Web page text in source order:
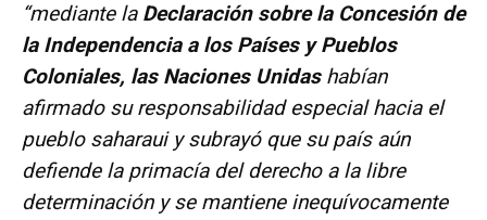
“mediante la Declaración sobre la Concesión de
la Independencia a los Países y Pueblos
Coloniales, las Naciones Unidashabían
afirmado su responsabilidad especial hacia el
pueblo saharaui y subrayó que su país aún
defiende la primacía del derecho a la libre
determinación y se mantiene inequívocamente